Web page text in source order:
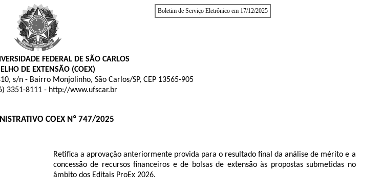
Boletim de Serviço Eletrônico em 17/12/2025
FEDERAL DE SÃO CARLOS
DE EXTENSÃO (COEX)
s/n - Bairro Monjolinho, São Carlos/SP, CEP 13565-905
3351-8111 - http://www.ufscar.br
COEX Nº 747/2025
Retifica a aprovação anteriormente provida para o resultado final da análise de mérito e a
concessão de recursos financeiros e de bolsas de extensão às propostas submetidas no
âmbito dos Editais ProEx 2026.